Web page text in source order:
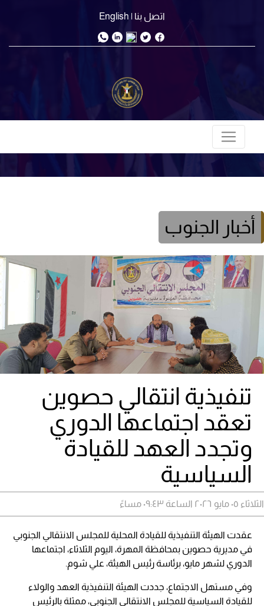
اتصل بنا | English
أخبار الجنوب
تنفيذية انتقالي حصوين
تعقد اجتماعها الدوري
وتجدد العهد للقيادة
السياسية
الثلاثاء ٠٥ مايو ٢٠٢٦ الساعة ٠٩:٤٣ مساءً
عقدت الهيئة التنفيذية للقيادة المحلية للمجلس الانتقالي الجنوبي
في مديرية حصوين بمحافظة المهرة، اليوم الثلاثاء، اجتماعها
الدوري لشهر مايو، برئاسة رئيس الهيئة، علي شوم.
وفي مستهل الاجتماع، جددت الهيئة التنفيذية العهد والولاء
للقيادة السياسية للمجلس الانتقالي الجنوبي، ممثلة بالرئيس